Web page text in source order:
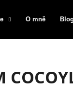
O mně Blog
najít?